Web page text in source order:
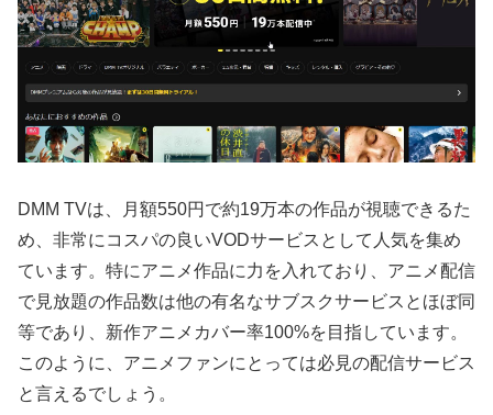
DMM TVは、月額550円で約19万本の作品が視聴できるた
め、非常にコスパの良いVODサービスとして人気を集め
ています。特にアニメ作品に力を入れており、アニメ配信
で見放題の作品数は他の有名なサブスクサービスとほぼ同
等であり、新作アニメカバー率100%を目指しています。
このように、アニメファンにとっては必見の配信サービス
と言えるでしょう。